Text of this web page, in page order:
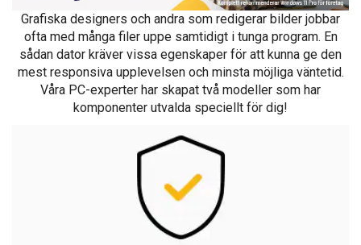
Grafiska designers och andra som redigerar bilder jobbar
ofta med många filer uppe samtidigt i tunga program. En
sådan dator kräver vissa egenskaper för att kunna ge den
mest responsiva upplevelsen och minsta möjliga väntetid.
Våra PC-experter har skapat två modeller som har
komponenter utvalda speciellt för dig!